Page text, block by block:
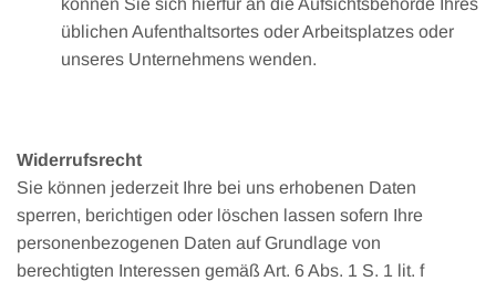
üblichen Aufenthaltsortes oder Arbeitsplatzes oder
unseres Unternehmens wenden.
Widerrufsrecht
Sie können jederzeit Ihre bei uns erhobenen Daten
sperren, berichtigen oder löschen lassen sofern Ihre
personenbezogenen Daten auf Grundlage von
berechtigten Interessen gemäß Art. 6 Abs. 1 S. 1 lit. f